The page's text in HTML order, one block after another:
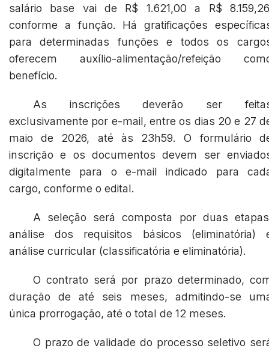
salário base vai de R$ 1.621,00 a R$
conforme a função. Há gratificações
para determinadas funções e todos os
oferecem auxílio-alimentação/refeição
benefício.
As inscrições deverão ser
exclusivamente por e-mail, entre os dias 20 e 27
maio de 2026, até às 23h59. O formulário
inscrição e os documentos devem ser
digitalmente para o e-mail indicado para
cargo, conforme o edital.
A seleção será composta por duas
análise dos requisitos básicos (eliminatória)
análise curricular (classificatória e eliminatória).
O contrato será por prazo determinado,
duração de até seis meses, admitindo-se
única prorrogação, até o total de 12 meses.
O prazo de validade do processo seletivo